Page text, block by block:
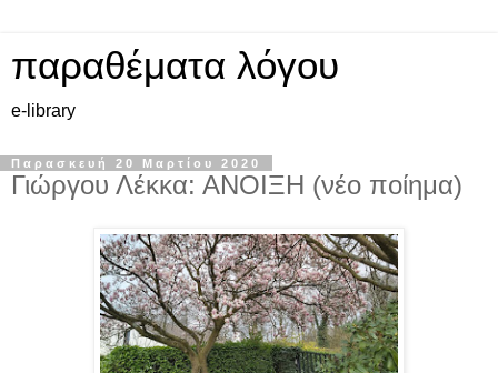
παραθέματα λόγου
e-library
Παρασκευή 20 Μαρτίου 2020
Γιώργου Λέκκα: ΑΝΟΙΞΗ (νέο ποίημα)